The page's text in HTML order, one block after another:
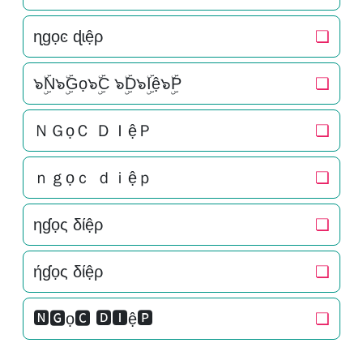
ɳɡọͼ ɖɩệρ ❏
๖ۣۜN๖ۣۜGọ๖ۣۜC ๖ۣۜD๖ۣۜIệ๖ۣۜP ❏
ＮＧọＣ ＤＩệＰ ❏
ｎｇọｃ ｄｉệｐ ❏
ηɠọς δίệρ ❏
ήɠọς δίệρ ❏
🅽🅶ọ🅲 🅳🅸ệ🅿 ❏